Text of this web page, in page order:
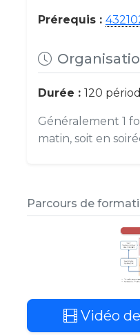
Prérequis :
Durée : 120
Généralement 1
matin, soit en
Parcours de
Vidéo